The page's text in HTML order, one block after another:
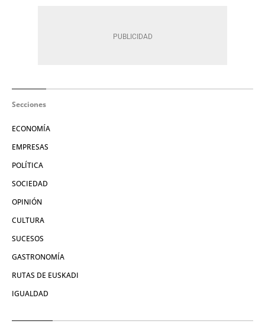
Secciones
ECONOMÍA
EMPRESAS
POLÍTICA
SOCIEDAD
OPINIÓN
CULTURA
SUCESOS
GASTRONOMÍA
RUTAS DE EUSKADI
IGUALDAD